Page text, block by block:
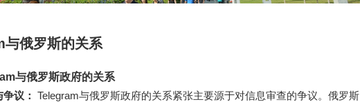
与俄罗斯的关系
与俄罗斯政府的关系
议： Telegram与俄罗斯政府的关系紧张主要源于对信息审查的争议。俄罗斯